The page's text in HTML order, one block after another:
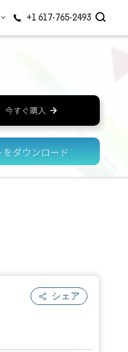
+1 617-765-2493
シェア